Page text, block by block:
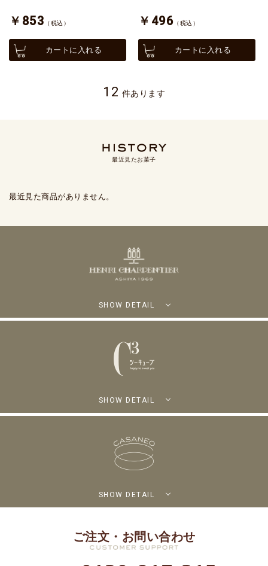
￥853 （税込）
カートに入れる
￥496 （税込）
カートに入れる
12 件あります
最近見たお菓子
最近見た商品がありません。
SHOW DETAIL
SHOW DETAIL
SHOW DETAIL
ご注文・お問い合わせ